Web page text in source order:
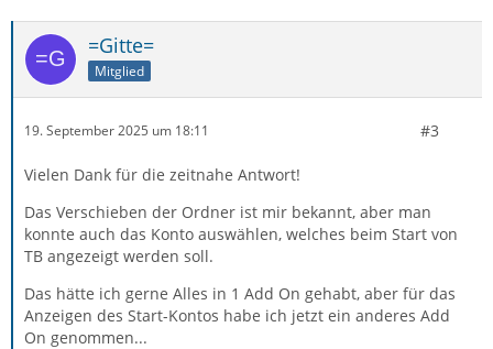
=Gitte=
Mitglied
19. September 2025 um 18:11 #3
Vielen Dank für die zeitnahe Antwort!
Das Verschieben der Ordner ist mir bekannt, aber man
konnte auch das Konto auswählen, welches beim Start von
TB angezeigt werden soll.
Das hätte ich gerne Alles in 1 Add On gehabt, aber für das
Anzeigen des Start-Kontos habe ich jetzt ein anderes Add
On genommen...